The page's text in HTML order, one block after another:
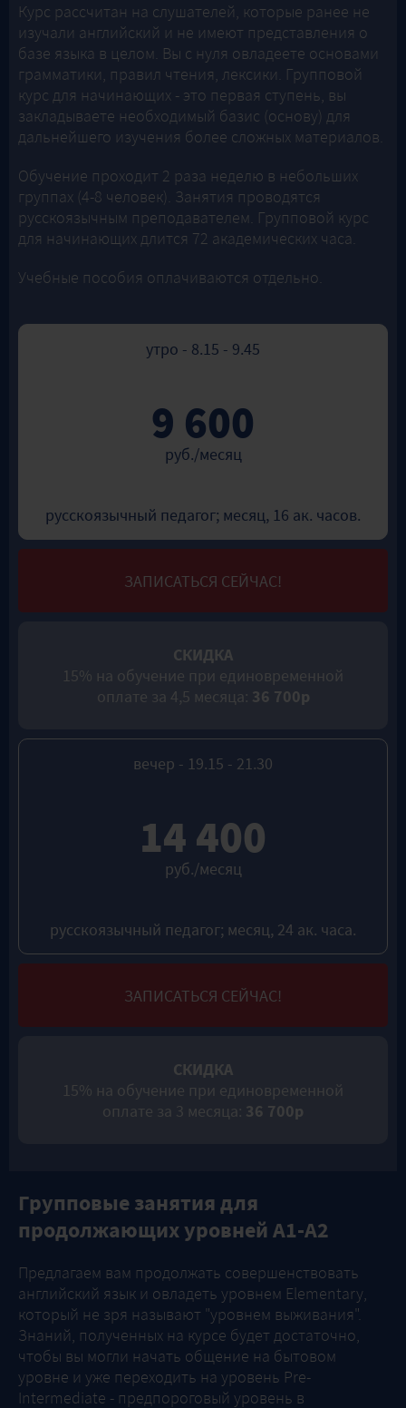
Курс рассчитан на слушателей, которые ранее не
изучали английский и не имеют представления о
базе языка в целом. Вы с нуля овладеете основами
грамматики, правил чтения, лексики. Групповой
курс для начинающих - это первая ступень, вы
закладываете необходимый базис (основу) для
дальнейшего изучения более сложных материалов.
Обучение проходит 2 раза неделю в небольших
группах (4-8 человек). Занятия проводятся
русскоязычным преподавателем. Групповой курс
для начинающих длится 72 академических часа.
Учебные пособия оплачиваются отдельно.
утро - 8.15 - 9.45
9 600
руб./месяц
русскоязычный педагог; месяц, 16 ак. часов.
ЗАПИСАТЬСЯ СЕЙЧАС!
СКИДКА
15% на обучение при единовременной
оплате за 4,5 месяца: 36 700р
вечер - 19.15 - 21.30
14 400
руб./месяц
русскоязычный педагог; месяц, 24 ак. часа.
ЗАПИСАТЬСЯ СЕЙЧАС!
СКИДКА
15% на обучение при единовременной
оплате за 3 месяца: 36 700р
Групповые занятия для
продолжающих уровней A1-A2
Предлагаем вам продолжать совершенствовать
английский язык и овладеть уровнем Elementary,
который не зря называют "уровнем выживания".
Знаний, полученных на курсе будет достаточно,
чтобы вы могли начать общение на бытовом
уровне и уже переходить на уровень Pre-
Intermediate - предпороговый уровень в